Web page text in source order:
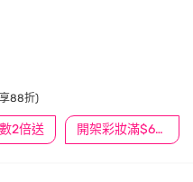
2倍送 開架彩妝滿$600送好禮
88折)